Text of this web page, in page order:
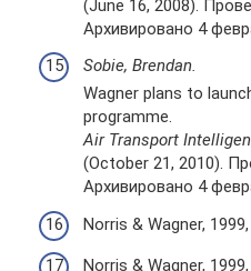
(June 16, 2008).
Архивировано 4
Sobie, Brendan.
Wagner plans to
programme.
Air Transport
(October 21, 2010).
Архивировано 4
Norris & Wagner,
Norris & Wagner, 1999,